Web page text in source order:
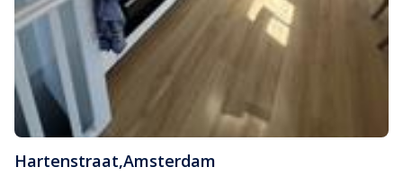
Hartenstraat,Amsterdam